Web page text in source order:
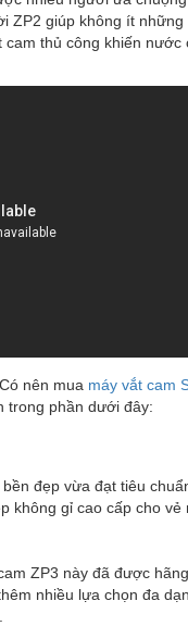
ZP2 giúp không ít
thủ công khiến
nên mua máy vắt cam
trong phần dưới đây:
đẹp vừa đạt tiêu
không gỉ cao cấp cho vẻ
ZP3 này đã được
nhiều lựa chọn đa